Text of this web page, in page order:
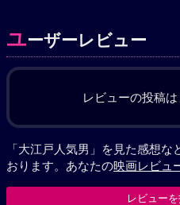
ユーザーレビュー
レビューの投稿は
「大江戸人気男」を見た感想
おります。あなたの映画レビュ
レビュー